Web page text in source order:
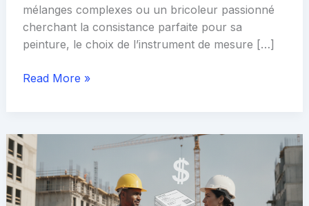
mélanges complexes ou un bricoleur passionné
cherchant la consistance parfaite pour sa
peinture, le choix de l’instrument de mesure […]
Rhéomètre
lequel
choisir
pour
vos
Read More »